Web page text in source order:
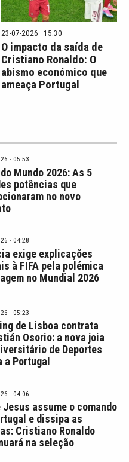
23-07-2026 · 15:30
O impacto da saída de
Cristiano Ronaldo: O
abismo económico que
ameaça Portugal
· 05:53
Mundo 2026: As 5
potências que
no novo
· 04:28
exige explicações
à FIFA pela polémica
no Mundial 2026
· 05:23
de Lisboa contrata
Osorio: a nova joia
de Deportes
a Portugal
· 04:06
Jesus assume o comando
e dissipa as
Cristiano Ronaldo
na seleção